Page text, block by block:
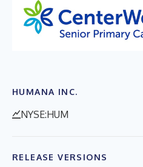
HUMANA INC.
NYSE:HUM
RELEASE VERSIONS